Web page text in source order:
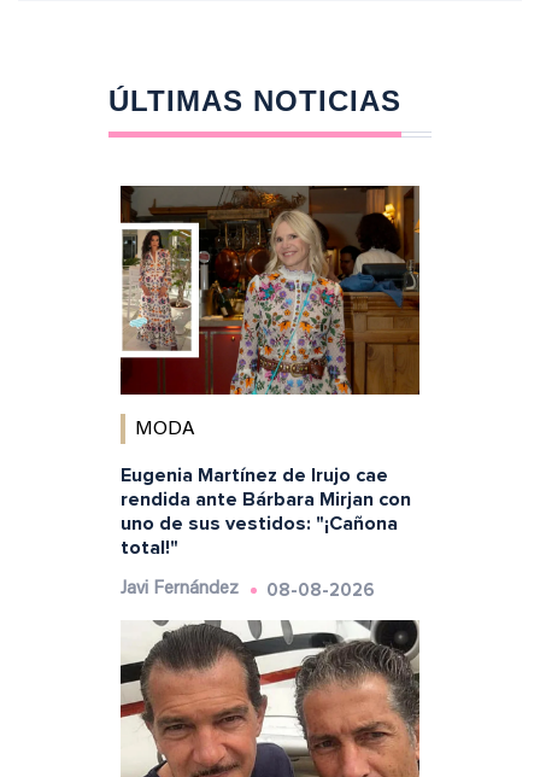
ÚLTIMAS NOTICIAS
MODA
Eugenia Martínez de Irujo cae
rendida ante Bárbara Mirjan con
uno de sus vestidos: "¡Cañona
total!"
Javi Fernández 08-08-2026